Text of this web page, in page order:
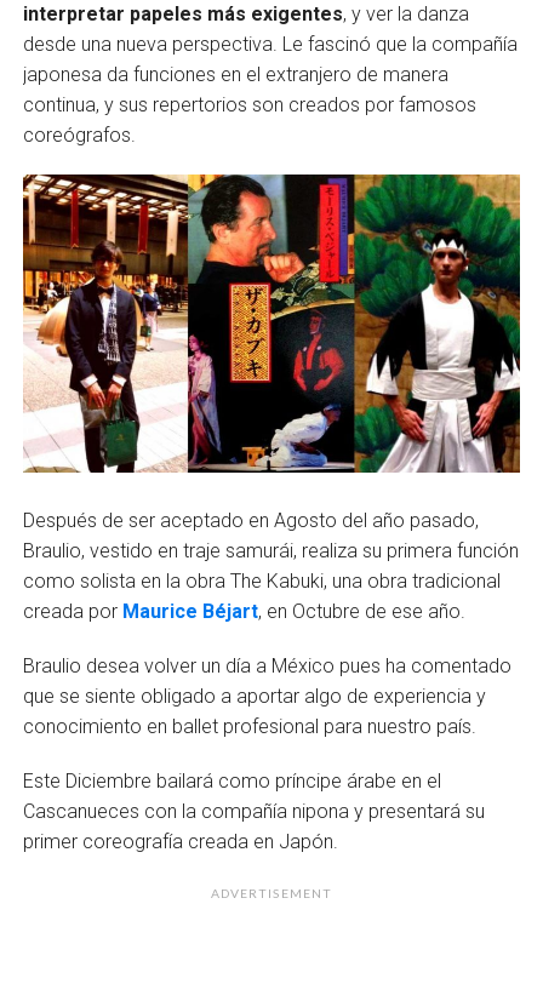
interpretar papeles más exigentes, y ver la danza
desde una nueva perspectiva. Le fascinó que la compañía
japonesa da funciones en el extranjero de manera
continua, y sus repertorios son creados por famosos
coreógrafos.
Después de ser aceptado en Agosto del año pasado,
Braulio, vestido en traje samurái, realiza su primera función
como solista en la obra The Kabuki, una obra tradicional
creada por Maurice Béjart, en Octubre de ese año.
Braulio desea volver un día a México pues ha comentado
que se siente obligado a aportar algo de experiencia y
conocimiento en ballet profesional para nuestro país.
Este Diciembre bailará como príncipe árabe en el
Cascanueces con la compañía nipona y presentará su
primer coreografía creada en Japón.
ADVERTISEMENT